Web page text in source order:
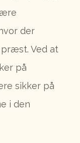
der
Ved at
på
sikker på
i den